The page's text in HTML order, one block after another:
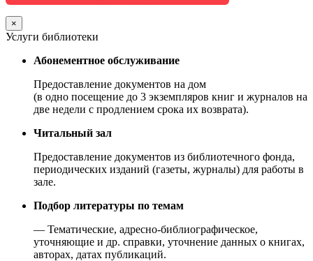
×
Услуги библиотеки
Абонементное обслуживание
Предоставление документов на дом
(в одно посещение до 3 экземпляров книг и журналов на
две недели с продлением срока их возврата).
Читальный зал
Предоставление документов из библиотечного фонда,
периодических изданий (газеты, журналы) для работы в
зале.
Подбор литературы по темам
— Тематические, адресно-библиографическое,
уточняющие и др. справки, уточнение данных о книгах,
авторах, датах публикаций.